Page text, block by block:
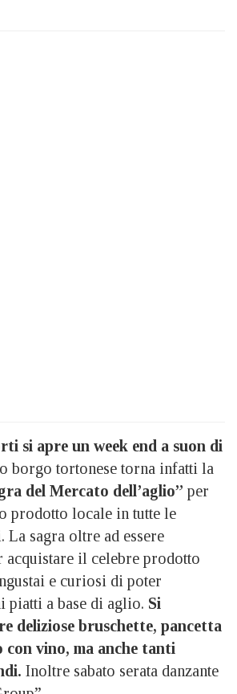
si apre un week end a suon di
borgo tortonese torna infatti la
del Mercato dell’aglio” per
prodotto locale in tutte le
sagra oltre ad essere
acquistare il celebre prodotto
e curiosi di poter
piatti a base di aglio. Si
deliziose bruschette, pancetta
con vino, ma anche tanti
Inoltre sabato serata danzante